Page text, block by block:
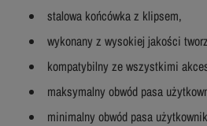
stalowa końcówka z klipsem,
wykonany z wysokiej jakości
kompatybilny ze wszystkimi
maksymalny obwód pasa
minimalny obwód pasa